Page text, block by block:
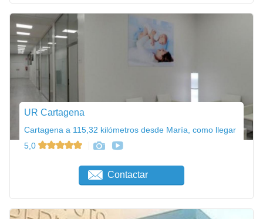
UR Cartagena
Cartagena a 115,32 kilómetros desde María, como llegar
5,0
Contactar